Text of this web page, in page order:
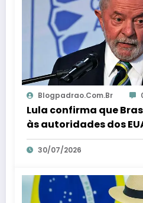
Blogpadrao.com.br
Lula confirma que
às autoridades dos
interferência’ nas
30/07/2026